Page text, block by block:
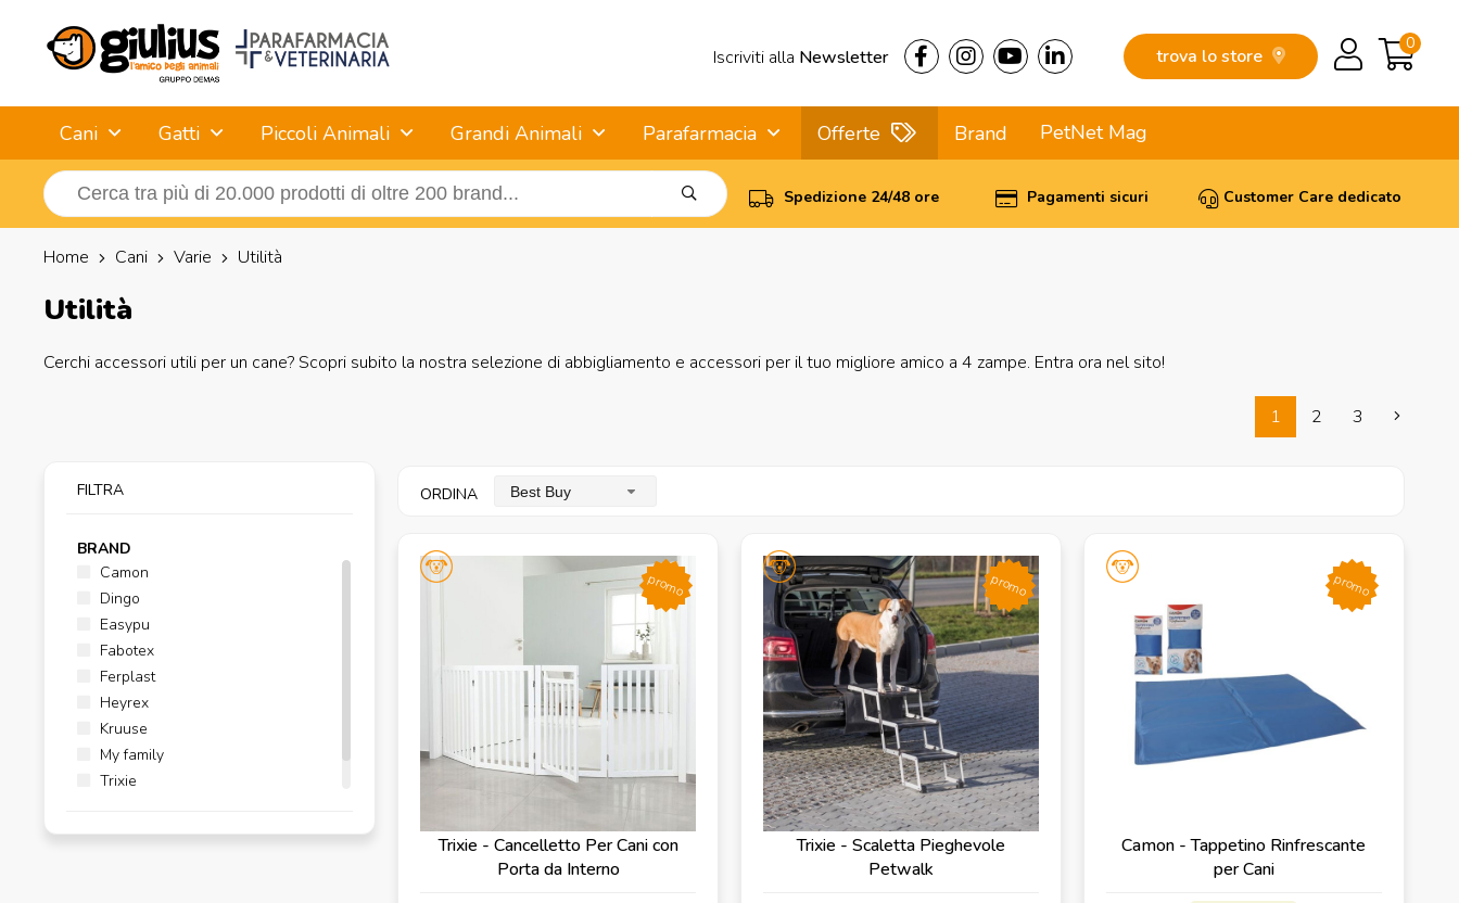
Iscriviti alla Newsletter trova lo store
0
Cani Gatti Piccoli Animali Grandi Animali Parafarmacia Offerte Brand PetNet Mag
Spedizione 24/48 ore Pagamenti sicuri Customer Care dedicato
Home Cani Varie Utilità
Utilità
Cerchi accessori utili per un cane? Scopri subito la nostra selezione di abbigliamento e accessori per il tuo migliore amico a 4 zampe. Entra ora nel sito!
FILTRA
BRAND
Camon
Dingo
Easypu
Fabotex
Ferplast
Heyrex
Kruuse
My family
Trixie
1 2 3
ORDINA Best Buy
Trixie - Cancelletto Per Cani con
Porta da Interno
promo
Trixie - Scaletta Pieghevole
Petwalk
promo
Camon - Tappetino Rinfrescante
per Cani
promo